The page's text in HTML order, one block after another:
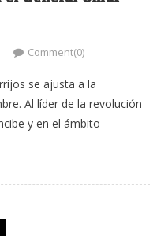
Comment(0)
se ajusta a la
Al líder de la revolución
y en el ámbito